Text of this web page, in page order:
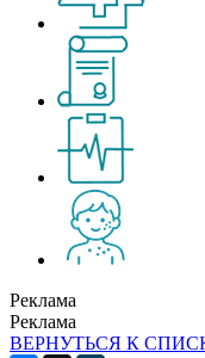
Реклама
Реклама
ВЕРНУТЬСЯ К